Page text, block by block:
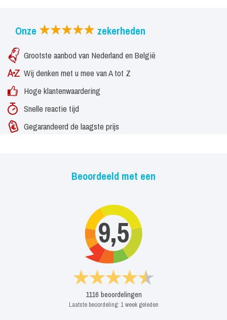
Onze zekerheden
Grootste aanbod van Nederland en België
Wij denken met u mee van A tot Z
Hoge klantenwaardering
Snelle reactie tijd
Gegarandeerd de laagste prijs
Beoordeeld met een
9,5
1116 beoordelingen
Laatste beoordeling: 1 week geleden